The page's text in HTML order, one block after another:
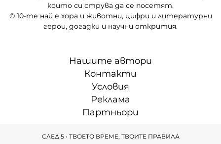
които си струва да се посетят.
© 10-те най е хора и животни, цифри и литературни
герои, догадки и научни открития.
Нашите автори
Контакти
Условия
Реклама
Партньори
СЛЕД 5 • ТВОЕТО ВРЕМЕ, ТВОИТЕ ПРАВИЛА